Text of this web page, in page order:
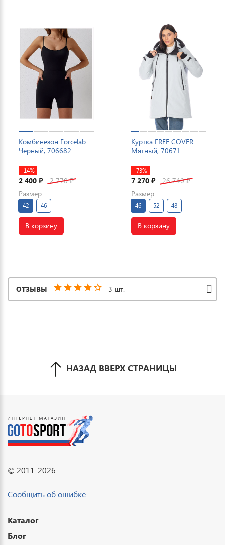
Комбинезон Forcelab
Черный, 706682
-14%
2 400 ₽ 2 770₽
Размер
42 46
В корзину
Куртка FREE COVER
Мятный, 70671
-73%
7 270 ₽ 26 740₽
Размер
46 52 48
В корзину
ОТЗЫВЫ 3 шт.
НАЗАД ВВЕРХ СТРАНИЦЫ
© 2011-2026
Сообщить об ошибке
Каталог
Блог